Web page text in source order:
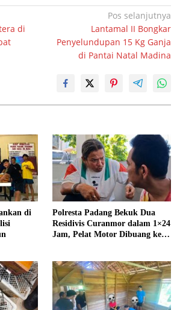
di
Pos selanjutnya
Lantamal II Bongkar
Penyelundupan 15 Kg Ganja
di Pantai Natal Madina
di
Polresta Padang Bekuk Dua
Residivis Curanmor dalam 1×24
Jam, Pelat Motor Dibuang ke